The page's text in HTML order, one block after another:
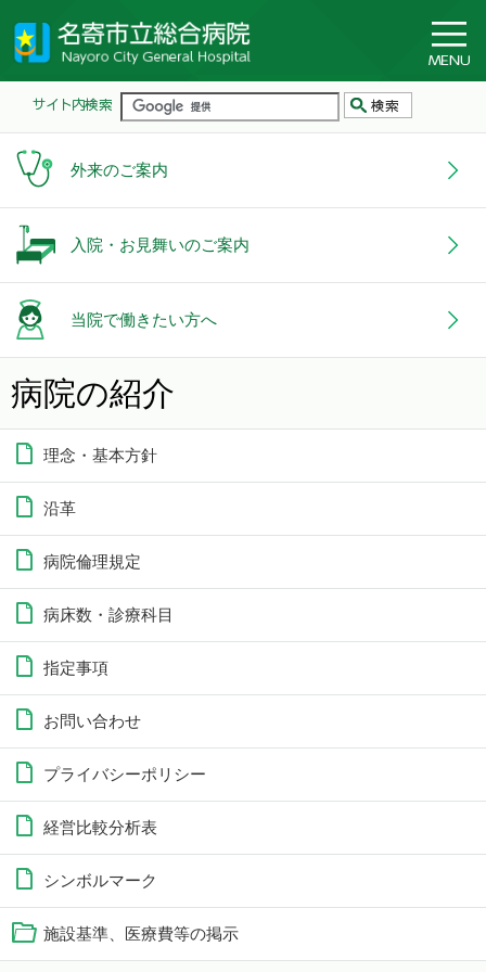
外来のご案内
入院・お見舞いのご案内
当院で働きたい方へ
病院の紹介
理念・基本方針
沿革
病院倫理規定
病床数・診療科目
指定事項
お問い合わせ
プライバシーポリシー
経営比較分析表
シンボルマーク
施設基準、医療費等の掲示